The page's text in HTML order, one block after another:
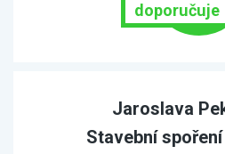
doporučuje
Jaroslava
Stavební